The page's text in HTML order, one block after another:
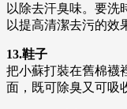
以除去汗臭味。要洗
以提高清潔去污的效
13.鞋子
把小蘇打裝在舊棉襪
面，既可除臭又可吸